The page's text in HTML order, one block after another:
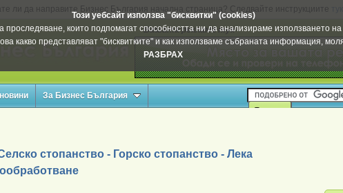
ли да направите Бизнес България начална страница? Следвайте инструкциите
Този уебсайт използва "бисквитки" (cookies)
проследяване, които подпомагат способността ни да анализираме използването
какво представляват "бисквитките" и как използваме събраната информация,
РАЗБРАХ
Вашата реклама тук
За Бизнес България
стопанство - Горско стопанство - Лека